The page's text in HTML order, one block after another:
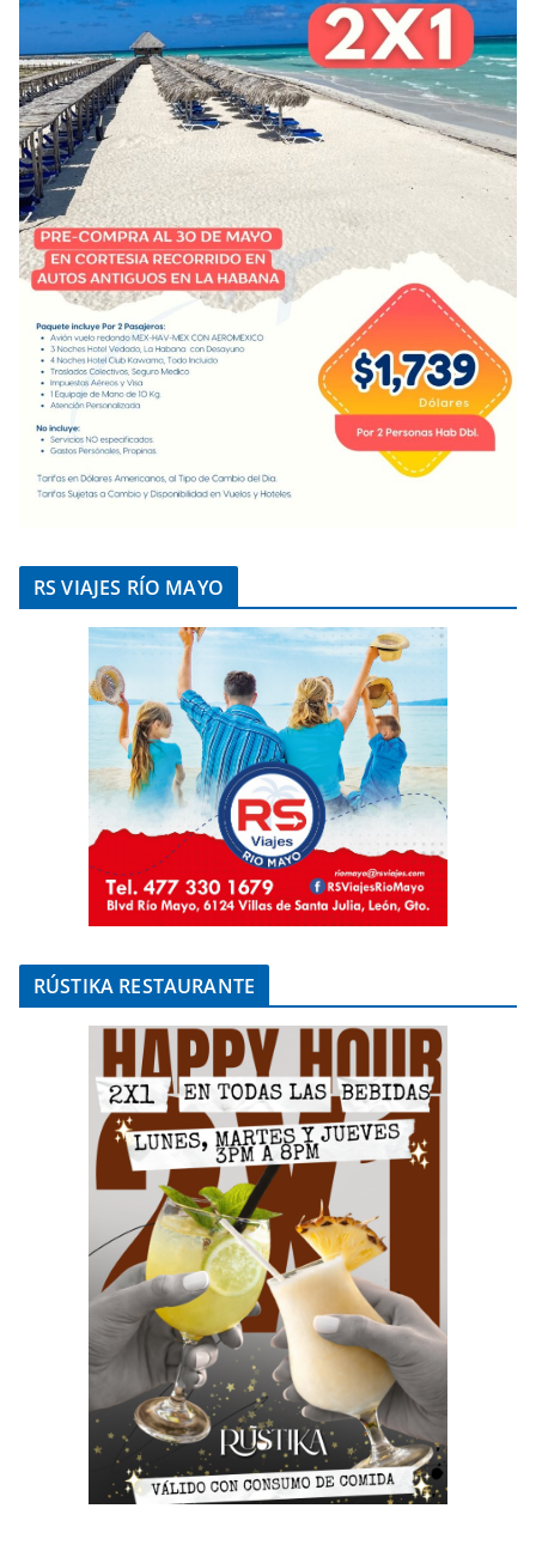
RS VIAJES RÍO MAYO
RÚSTIKA RESTAURANTE